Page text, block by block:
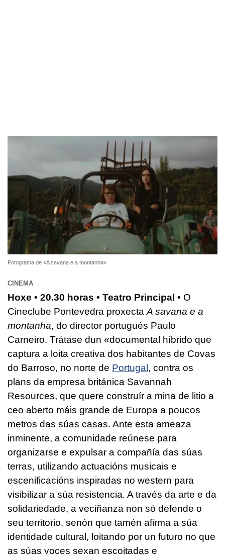
Fotograma de «A savana e a montanha»
CINEMA
Hoxe • 20.30 horas • Teatro Principal • O
Cineclube Pontevedra proxecta A savana e a
montanha, do director portugués Paulo
Carneiro. Trátase dun «documental híbrido que
captura a loita creativa dos habitantes de Covas
do Barroso, no norte de Portugal , contra os
plans da empresa británica Savannah
Resources, que quere construír a mina de litio a
ceo aberto máis grande de Europa a poucos
metros das súas casas. Ante esta ameaza
inminente, a comunidade reúnese para
organizarse e expulsar a compañía das súas
terras, utilizando actuacións musicais e
escenificacións inspiradas no western para
visibilizar a súa resistencia. A través da arte e da
solidariedade, a veciñanza non só defende o
seu territorio, senón que tamén afirma a súa
identidade cultural, loitando por un futuro no que
as súas voces sexan escoitadas e